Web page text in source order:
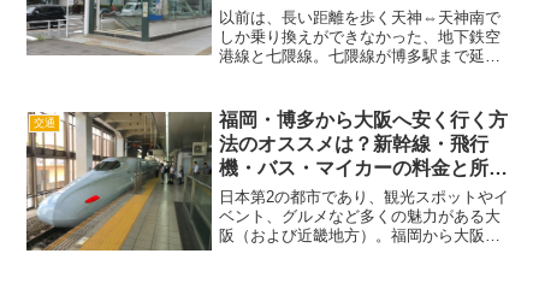
以前は、長い距離を歩く天神⇔天神南で
しか乗り換えができなかった、地下鉄空
港線と七隈線。七隈線が博多駅まで延伸
隈線（あるいはその逆）に乗り換えをす
る場合、天神と博多駅のど...
交通
福岡・博多から大阪へ安く行く方
法のオススメは？新幹線・飛行
機・バス・マイカーの料金と所要
時間を比較
日本第2の都市であり、観光スポットやイ
ベント、グルメなど多くの魅力がある大
阪（および近畿地方）。福岡から大阪